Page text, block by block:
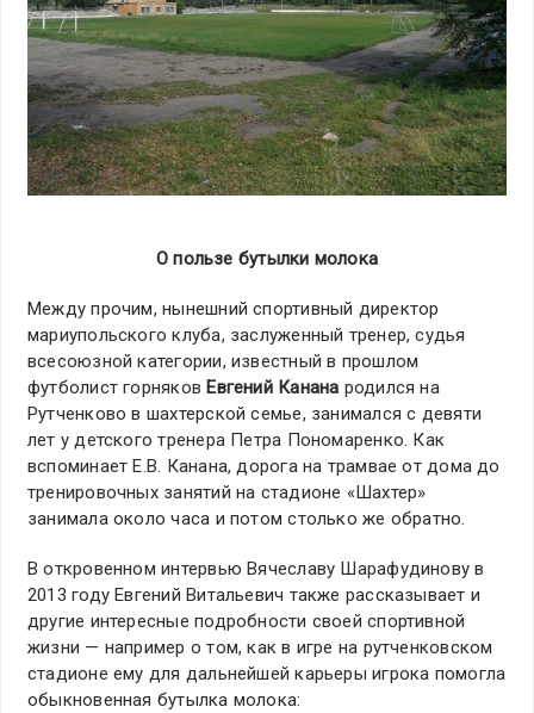
О пользе бутылки молока
Между прочим, нынешний спортивный директор
мариупольского клуба, заслуженный тренер, судья
всесоюзной категории, известный в прошлом
футболист горняков Евгений Канана родился на
Рутченково в шахтерской семье, занимался с девяти
лет у детского тренера Петра Пономаренко. Как
вспоминает Е.В. Канана, дорога на трамвае от дома до
тренировочных занятий на стадионе «Шахтер»
занимала около часа и потом столько же обратно.
В откровенном интервью Вячеславу Шарафудинову в
2013 году Евгений Витальевич также рассказывает и
другие интересные подробности своей спортивной
жизни — например о том, как в игре на рутченковском
стадионе ему для дальнейшей карьеры игрока помогла
обыкновенная бутылка молока: